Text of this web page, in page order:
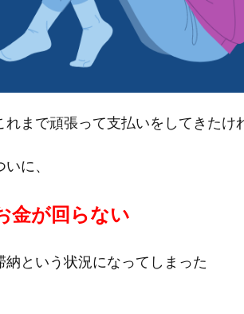
れまで頑張って支払いをしてきたけ
いに、
金が回らない
納という状況になってしまった